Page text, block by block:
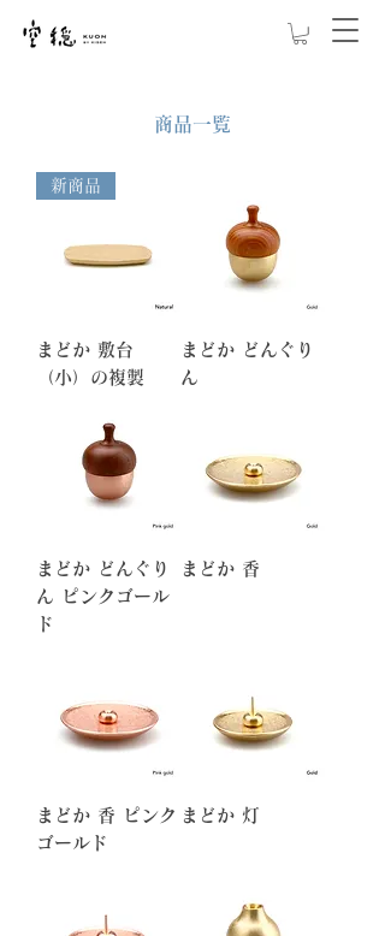
商品一覧
新商品
まどか 敷台
（小）の複製
まどか どんぐり
ん
まどか どんぐり
ん ピンクゴール
ド
まどか 香
まどか 香 ピンク
ゴールド
まどか 灯